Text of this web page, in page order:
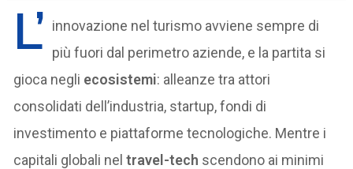
L’ innovazione nel turismo avviene sempre di
più fuori dal perimetro aziende, e la partita si
gioca negli ecosistemi: alleanze tra attori
consolidati dell’industria, startup, fondi di
investimento e piattaforme tecnologiche. Mentre i
capitali globali neltravel-tech scendono ai minimi